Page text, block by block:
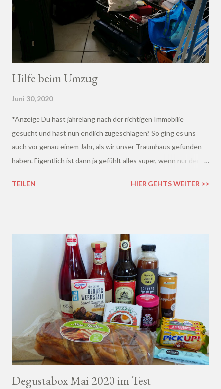
Hilfe beim Umzug
Juni 30, 2020
*Anzeige Du hast jahrelang nach der richtigen Immobilie
gesucht und hast nun endlich zugeschlagen? So ging es uns
auch vor genau einem Jahr, als wir unser Traumhaus gefunden
haben. Eigentlich ist dann ja gefühlt alles super, wenn nur der
TEILEN
HIER GEHTS WEITER >>
Degustabox Mai 2020 im Test